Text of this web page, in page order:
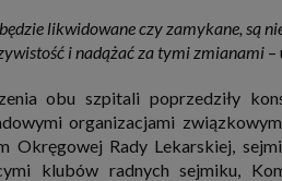
stronach,
SAGIER
dane
ustawienia
pliki z
Twoje
likwidowane czy zamykane, są
i nadążać za tymi zmianami–
obu szpitali poprzedziły
organizacjami
Okręgowej Rady Lekarskiej,
klubów radnych sejmiku,